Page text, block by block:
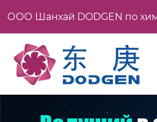
ООО Шанхай DODGEN по